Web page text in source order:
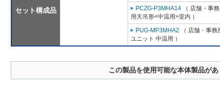
セット構成品
PCZG-P3MHA14 （ 店舗・事
用天吊形<中温用>室内 ）
PUG-MP3MHA2 （ 店舗・事
ユニット 中温用 ）
この製品を使用可能な本体製品が